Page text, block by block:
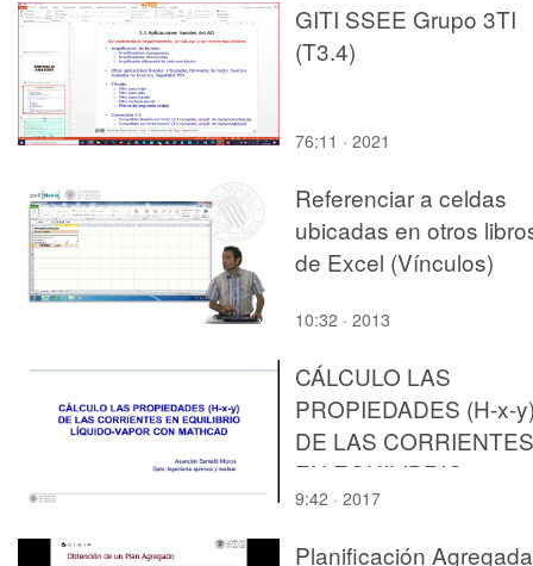
GITI SSEE Grupo 3TI
(T3.4)
76:11 · 2021
Referenciar a celdas
ubicadas en otros
de Excel (Vínculos)
10:32 · 2013
CÁLCULO LAS
PROPIEDADES (H-x-
DE LAS CORRIENTES
EN EQUILIBRIO
LÍQUIDO-VAPOR CON
9:42 · 2017
Planificación